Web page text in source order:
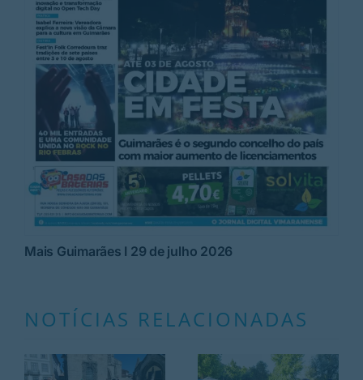
Mais Guimarães I 29 de julho 2026
NOTÍCIAS RELACIONADAS